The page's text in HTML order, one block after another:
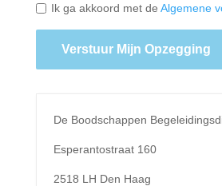
Ik ga akkoord met de Algemene
Verstuur Mijn Opzegging
De Boodschappen
Esperantostraat 160
2518 LH Den Haag